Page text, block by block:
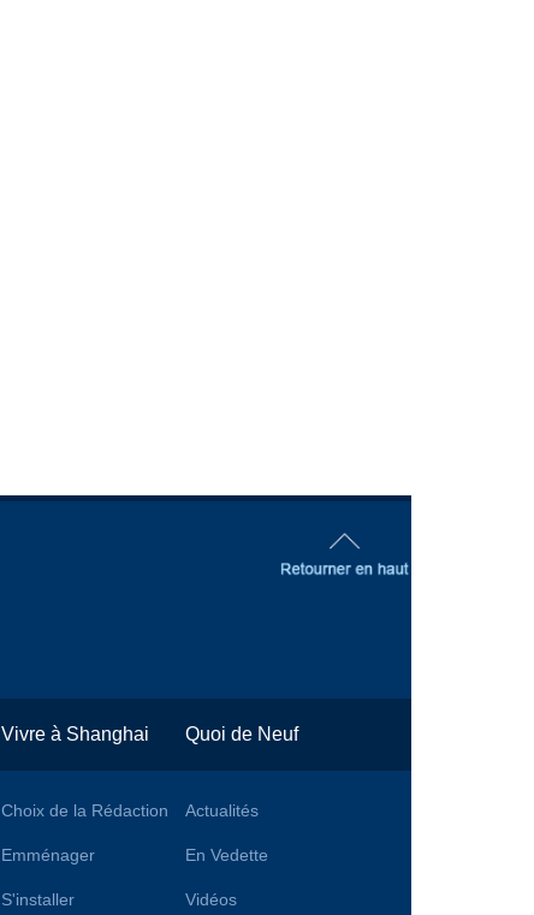
Vivre à Shanghai
Choix de la Rédaction
Emménager
S'installer
Quoi de Neuf
Actualités
En Vedette
Vidéos